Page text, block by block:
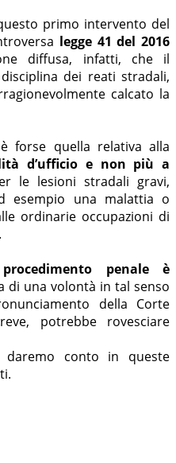
primo intervento del
legge 41 del 2016
diffusa, infatti, che il
dei reati stradali,
calcato la
forse quella relativa alla
d’ufficio e non più a
le lesioni stradali gravi,
esempio una malattia o
ordinarie occupazioni di
procedimento penale è
di una volontà in tal senso
della Corte
potrebbe rovesciare
daremo conto in queste